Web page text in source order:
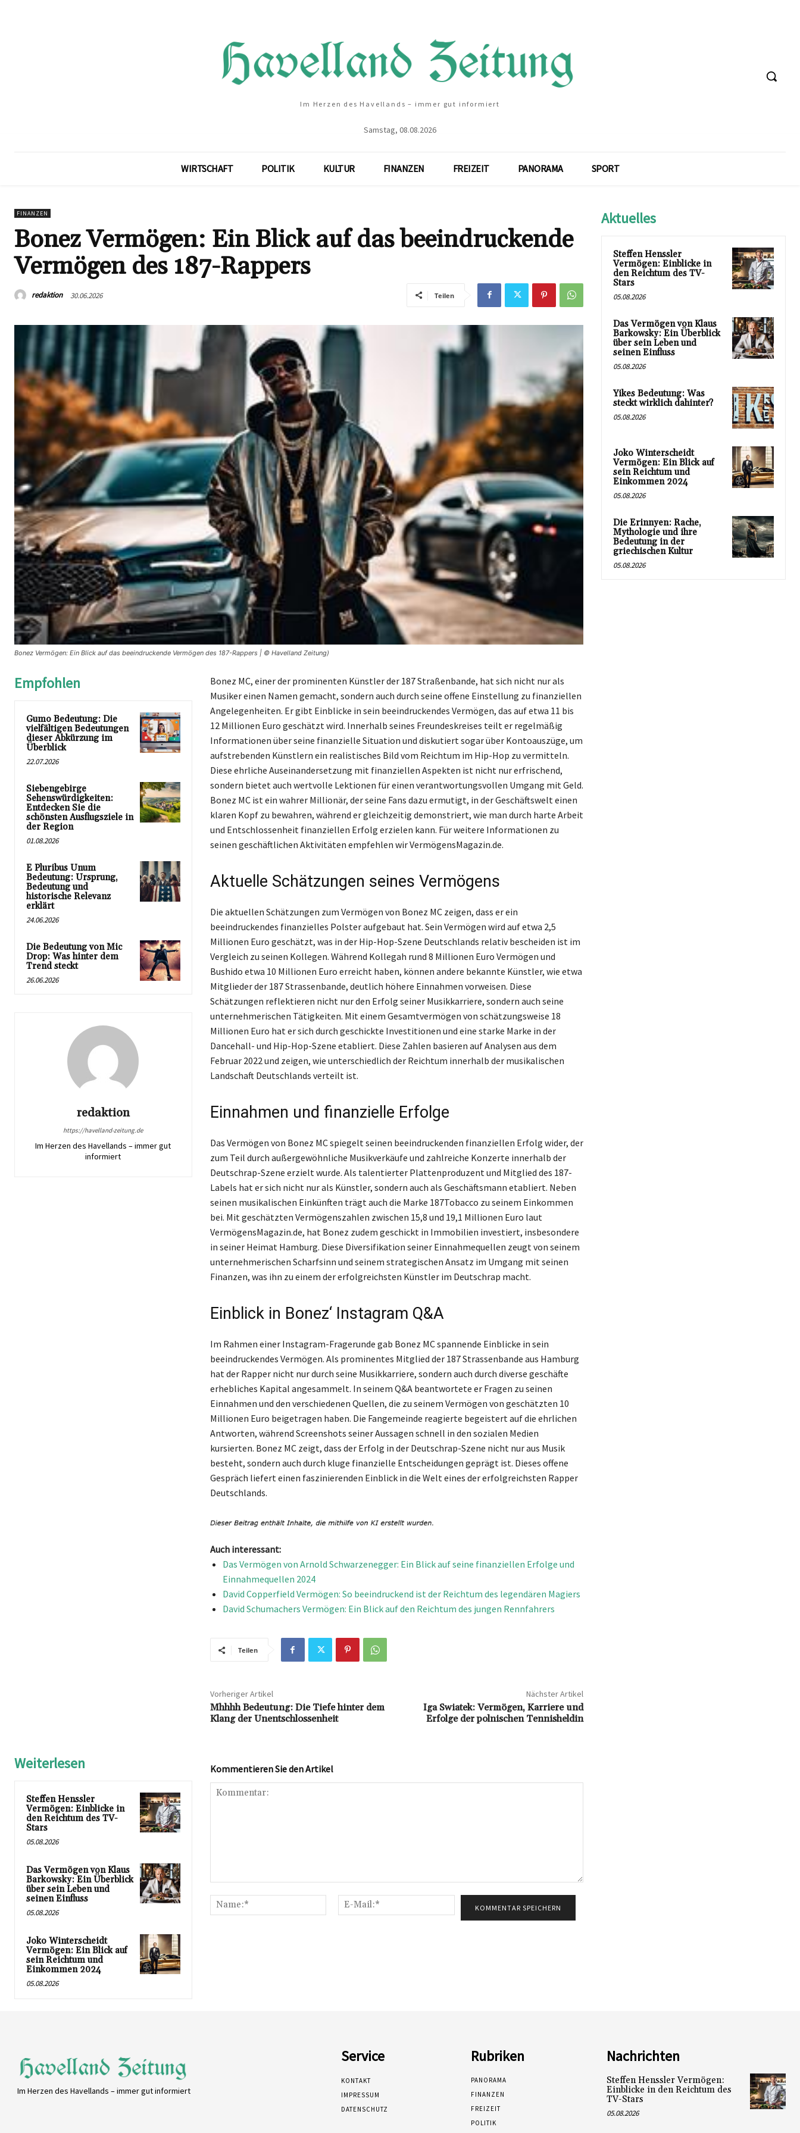
Im Herzen des Havellands – immer gut informiert
Samstag, 08.08.2026
WIRTSCHAFT POLITIK KULTUR FINANZEN FREIZEIT PANORAMA SPORT
FINANZEN
Bonez Vermögen: Ein Blick auf das beeindruckende
Vermögen des 187-Rappers
redaktion 30.06.2026 Teilen
Bonez Vermögen: Ein Blick auf das beeindruckende Vermögen des 187-Rappers | © Havelland Zeitung)
Empfohlen
Gumo Bedeutung: Die
vielfältigen Bedeutungen
dieser Abkürzung im
Überblick
22.07.2026
Siebengebirge
Sehenswürdigkeiten:
Entdecken Sie die
schönsten Ausflugsziele in
der Region
01.08.2026
E Pluribus Unum
Bedeutung: Ursprung,
Bedeutung und
historische Relevanz
erklärt
24.06.2026
Die Bedeutung von Mic
Drop: Was hinter dem
Trend steckt
26.06.2026
redaktion
https://havelland-zeitung.de
Im Herzen des Havellands – immer gut
informiert
Bonez MC, einer der prominenten Künstler der 187 Straßenbande, hat sich nicht nur als
Musiker einen Namen gemacht, sondern auch durch seine offene Einstellung zu finanziellen
Angelegenheiten. Er gibt Einblicke in sein beeindruckendes Vermögen, das auf etwa 11 bis
12 Millionen Euro geschätzt wird. Innerhalb seines Freundeskreises teilt er regelmäßig
Informationen über seine finanzielle Situation und diskutiert sogar über Kontoauszüge, um
aufstrebenden Künstlern ein realistisches Bild vom Reichtum im Hip-Hop zu vermitteln.
Diese ehrliche Auseinandersetzung mit finanziellen Aspekten ist nicht nur erfrischend,
sondern bietet auch wertvolle Lektionen für einen verantwortungsvollen Umgang mit Geld.
Bonez MC ist ein wahrer Millionär, der seine Fans dazu ermutigt, in der Geschäftswelt einen
klaren Kopf zu bewahren, während er gleichzeitig demonstriert, wie man durch harte Arbeit
und Entschlossenheit finanziellen Erfolg erzielen kann. Für weitere Informationen zu
seinen geschäftlichen Aktivitäten empfehlen wir VermögensMagazin.de.
Aktuelle Schätzungen seines Vermögens
Die aktuellen Schätzungen zum Vermögen von Bonez MC zeigen, dass er ein
beeindruckendes finanzielles Polster aufgebaut hat. Sein Vermögen wird auf etwa 2,5
Millionen Euro geschätzt, was in der Hip-Hop-Szene Deutschlands relativ bescheiden ist im
Vergleich zu seinen Kollegen. Während Kollegah rund 8 Millionen Euro Vermögen und
Bushido etwa 10 Millionen Euro erreicht haben, können andere bekannte Künstler, wie etwa
Mitglieder der 187 Strassenbande, deutlich höhere Einnahmen vorweisen. Diese
Schätzungen reflektieren nicht nur den Erfolg seiner Musikkarriere, sondern auch seine
unternehmerischen Tätigkeiten. Mit einem Gesamtvermögen von schätzungsweise 18
Millionen Euro hat er sich durch geschickte Investitionen und eine starke Marke in der
Dancehall- und Hip-Hop-Szene etabliert. Diese Zahlen basieren auf Analysen aus dem
Februar 2022 und zeigen, wie unterschiedlich der Reichtum innerhalb der musikalischen
Landschaft Deutschlands verteilt ist.
Einnahmen und finanzielle Erfolge
Das Vermögen von Bonez MC spiegelt seinen beeindruckenden finanziellen Erfolg wider, der
zum Teil durch außergewöhnliche Musikverkäufe und zahlreiche Konzerte innerhalb der
Deutschrap-Szene erzielt wurde. Als talentierter Plattenproduzent und Mitglied des 187-
Labels hat er sich nicht nur als Künstler, sondern auch als Geschäftsmann etabliert. Neben
seinen musikalischen Einkünften trägt auch die Marke 187Tobacco zu seinem Einkommen
bei. Mit geschätzten Vermögenszahlen zwischen 15,8 und 19,1 Millionen Euro laut
VermögensMagazin.de, hat Bonez zudem geschickt in Immobilien investiert, insbesondere
in seiner Heimat Hamburg. Diese Diversifikation seiner Einnahmequellen zeugt von seinem
unternehmerischen Scharfsinn und seinem strategischen Ansatz im Umgang mit seinen
Finanzen, was ihn zu einem der erfolgreichsten Künstler im Deutschrap macht.
Einblick in Bonez‘ Instagram Q&A
Im Rahmen einer Instagram-Fragerunde gab Bonez MC spannende Einblicke in sein
beeindruckendes Vermögen. Als prominentes Mitglied der 187 Strassenbande aus Hamburg
hat der Rapper nicht nur durch seine Musikkarriere, sondern auch durch diverse geschäfte
erhebliches Kapital angesammelt. In seinem Q&A beantwortete er Fragen zu seinen
Einnahmen und den verschiedenen Quellen, die zu seinem Vermögen von geschätzten 10
Millionen Euro beigetragen haben. Die Fangemeinde reagierte begeistert auf die ehrlichen
Antworten, während Screenshots seiner Aussagen schnell in den sozialen Medien
kursierten. Bonez MC zeigt, dass der Erfolg in der Deutschrap-Szene nicht nur aus Musik
besteht, sondern auch durch kluge finanzielle Entscheidungen geprägt ist. Dieses offene
Gespräch liefert einen faszinierenden Einblick in die Welt eines der erfolgreichsten Rapper
Deutschlands.
Auch interessant:
Das Vermögen von Arnold Schwarzenegger: Ein Blick auf seine finanziellen Erfolge und
Einnahmequellen 2024
David Copperfield Vermögen: So beeindruckend ist der Reichtum des legendären Magiers
David Schumachers Vermögen: Ein Blick auf den Reichtum des jungen Rennfahrers
Teilen
Vorheriger Artikel
Mhhhh Bedeutung: Die Tiefe hinter dem
Klang der Unentschlossenheit
Nächster Artikel
Iga Swiatek: Vermögen, Karriere und
Erfolge der polnischen Tennisheldin
Weiterlesen
Steffen Henssler
Vermögen: Einblicke in
den Reichtum des TV-
Stars
05.08.2026
Das Vermögen von Klaus
Barkowsky: Ein Überblick
über sein Leben und
seinen Einfluss
05.08.2026
Joko Winterscheidt
Vermögen: Ein Blick auf
sein Reichtum und
Einkommen 2024
05.08.2026
Kommentieren Sie den Artikel
Name:*
Mail:*
Aktuelles
Steffen Henssler
Vermögen: Einblicke in
den Reichtum des TV-
Stars
05.08.2026
Das Vermögen von Klaus
Barkowsky: Ein Überblick
über sein Leben und
seinen Einfluss
05.08.2026
Yikes Bedeutung: Was
steckt wirklich dahinter?
05.08.2026
Joko Winterscheidt
Vermögen: Ein Blick auf
sein Reichtum und
Einkommen 2024
05.08.2026
Die Erinnyen: Rache,
Mythologie und ihre
Bedeutung in der
griechischen Kultur
05.08.2026
Im Herzen des Havellands – immer gut informiert
Service
KONTAKT
IMPRESSUM
DATENSCHUTZ
Rubriken
PANORAMA
FINANZEN
FREIZEIT
POLITIK
Nachrichten
Steffen Henssler Vermögen:
Einblicke in den Reichtum des
TV-Stars
05.08.2026